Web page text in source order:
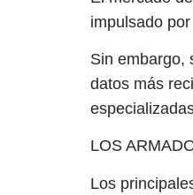
impulsado
Sin embargo,
datos más
LOS
Los